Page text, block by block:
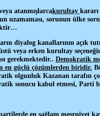
atanmışlarcakurultay kararı
uzamaması, sorunun ülke
diyalog kanallarının açık
veya erken kurultay
gerekmektedir.. Demokratik
en güçlü çözümlerden biridir.
olgunluk Kazanan tarafın
sonucu kabul etmesi, Parti
en sağlam meşruiyet